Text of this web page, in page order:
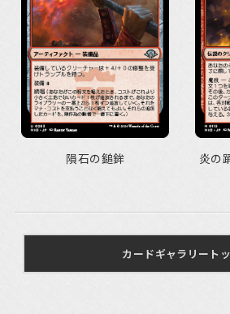
隕石の鎚鉾 炎の
カードギャラリート